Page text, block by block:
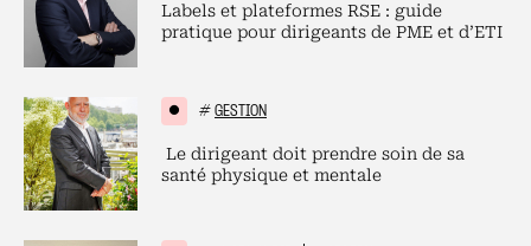
Labels et plateformes RSE : guide
pratique pour dirigeants de PME et d’ETI
# GESTION
Le dirigeant doit prendre soin de sa
santé physique et mentale